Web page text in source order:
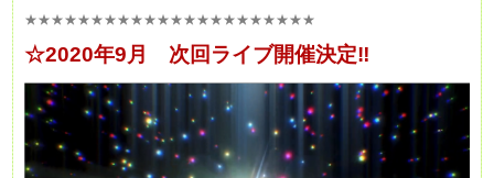
★★★★★★★★★★★★★★★★★★★★★★
☆2020年9月 次回ライブ開催決定‼